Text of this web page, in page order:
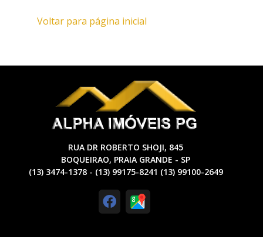
Voltar para página inicial
RUA DR ROBERTO SHOJI, 845
BOQUEIRAO, PRAIA GRANDE - SP
(13) 3474-1378 - (13) 99175-8241 (13) 99100-2649